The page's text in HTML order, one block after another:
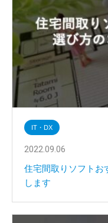
IT・DX
2022.09.06
住宅間取りソフトお
します